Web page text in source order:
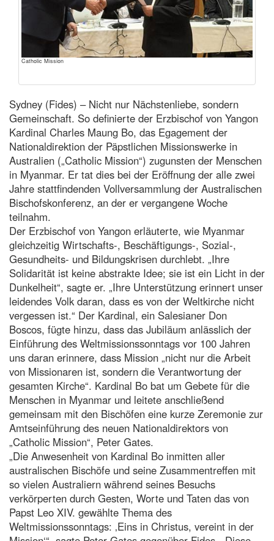
Catholic Mission
Sydney (Fides) – Nicht nur Nächstenliebe, sondern
Gemeinschaft. So definierte der Erzbischof von Yangon
Kardinal Charles Maung Bo, das Egagement der
Nationaldirektion der Päpstlichen Missionswerke in
Australien („Catholic Mission“) zugunsten der Menschen
in Myanmar. Er tat dies bei der Eröffnung der alle zwei
Jahre stattfindenden Vollversammlung der Australischen
Bischofskonferenz, an der er vergangene Woche
teilnahm.
Der Erzbischof von Yangon erläuterte, wie Myanmar
gleichzeitig Wirtschafts-, Beschäftigungs-, Sozial-,
Gesundheits- und Bildungskrisen durchlebt. „Ihre
Solidarität ist keine abstrakte Idee; sie ist ein Licht in der
Dunkelheit“, sagte er. „Ihre Unterstützung erinnert unser
leidendes Volk daran, dass es von der Weltkirche nicht
vergessen ist.“ Der Kardinal, ein Salesianer Don
Boscos, fügte hinzu, dass das Jubiläum anlässlich der
Einführung des Weltmissionssonntags vor 100 Jahren
uns daran erinnere, dass Mission „nicht nur die Arbeit
von Missionaren ist, sondern die Verantwortung der
gesamten Kirche“. Kardinal Bo bat um Gebete für die
Menschen in Myanmar und leitete anschließend
gemeinsam mit den Bischöfen eine kurze Zeremonie zur
Amtseinführung des neuen Nationaldirektors von
„Catholic Mission“, Peter Gates.
„Die Anwesenheit von Kardinal Bo inmitten aller
australischen Bischöfe und seine Zusammentreffen mit
so vielen Australiern während seines Besuchs
verkörperten durch Gesten, Worte und Taten das von
Papst Leo XIV. gewählte Thema des
Weltmissionssonntags: ‚Eins in Christus, vereint in der